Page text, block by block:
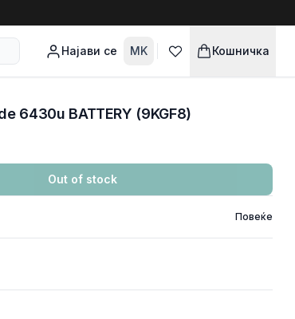
Најави се MK Кошничка
6430u BATTERY (9KGF8)
Out of stock
Повеќе